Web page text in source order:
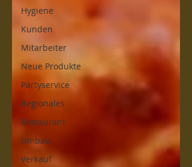
Hygiene
Kunden
Mitarbeiter
Neue Produkte
Partyservice
Regionales
Restaurant
Umbau
Verkauf